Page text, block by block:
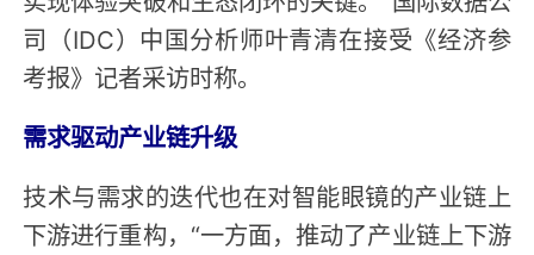
司（IDC）中国分析师叶青清在接受《经济参
考报》记者采访时称。
需求驱动产业链升级
技术与需求的迭代也在对智能眼镜的产业链上
下游进行重构，“一方面，推动了产业链上下游